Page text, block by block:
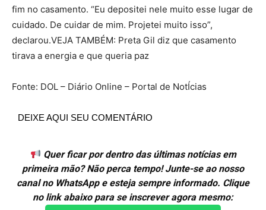
fim no casamento. “Eu depositei nele muito esse lugar de
cuidado. De cuidar de mim. Projetei muito isso”,
declarou.VEJA TAMBÉM: Preta Gil diz que casamento
tirava a energia e que queria paz
Fonte: DOL – Diário Online – Portal de NotÍcias
DEIXE AQUI SEU COMENTÁRIO
Quer ficar por dentro das últimas notícias em
primeira mão? Não perca tempo! Junte-se ao nosso
canal no WhatsApp e esteja sempre informado. Clique
no link abaixo para se inscrever agora mesmo: